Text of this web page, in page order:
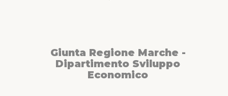
Giunta Regione Marche -
Dipartimento Sviluppo
Economico